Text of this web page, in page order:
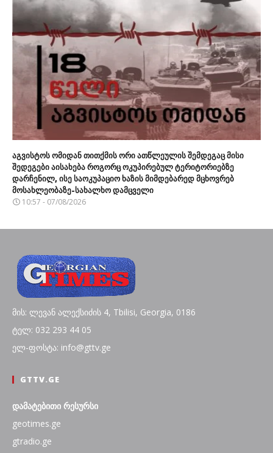
აგვისტოს ომიდან თითქმის ორი ათწლეულის შემდეგაც მისი
შედეგები აისახება როგორც ოკუპირებულ ტერიტორიებზე
დარჩენილ, ისე საოკუპაციო ხაზის მიმდებარედ მცხოვრებ
მოსახლეობაზე-სახალხო დამცველი
10:57 - 07/08/2026
მის: ლევან ალექსიძის 4, Tbilisi, Georgia, 0186
ტელ: 032 293 44 05
ელ-ფოსტა: info@gttv.ge
GTTV.GE
დამატებითი რესურსი
geotimes.ge
gtradio.ge